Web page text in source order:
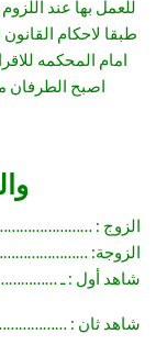
للعمل بها عند
طبقا لاحكام
امام المحكمه
اصبح الطرفان
الزوج :
الزوجة:
شاهد أول : ـ
شاهد ثان :